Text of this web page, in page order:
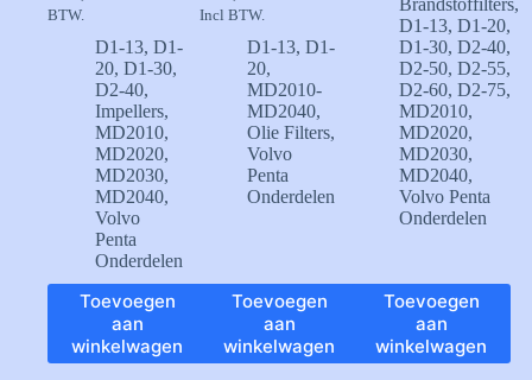
BTW.
D1-13, D1-
20, D1-30,
D2-40,
Impellers,
MD2010,
MD2020,
MD2030,
MD2040,
Volvo
Penta
Onderdelen
Toevoegen
aan
winkelwagen
prijs
was:
€ 31,79.
prijs
is:
€ 28,50.
Incl BTW.
D1-13,D1-
20,
MD2010-
MD2040,
Olie Filters,
Volvo
Penta
Onderdelen
Toevoegen
aan
winkelwagen
D1-13,D1-20,
D1-30,D2-40,
D2-50,D2-55,
D2-60,D2-75,
MD2010,
MD2020,
MD2030,
MD2040,
Volvo Penta
Onderdelen
Toevoegen
aan
winkelwagen